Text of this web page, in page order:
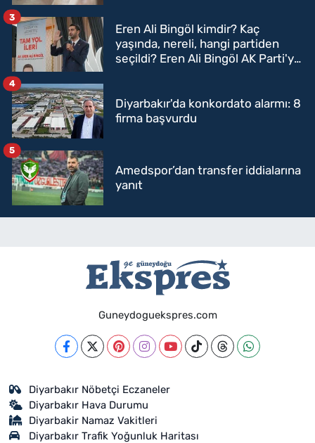
Eren Ali Bingöl kimdir? Kaç
yaşında, nereli, hangi partiden
seçildi? Eren Ali Bingöl AK Parti'ye
3
Diyarbakır'da konkordato alarmı: 8
firma başvurdu
4
Amedspor’dan transfer iddialarına
yanıt
5
Guneydoguekspres.com
Diyarbakır Nöbetçi Eczaneler
Diyarbakır Hava Durumu
Diyarbakir Namaz Vakitleri
Diyarbakır Trafik Yoğunluk Haritası